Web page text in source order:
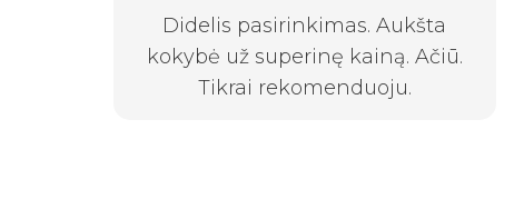
Didelis pasirinkimas. Aukšta
kokybė už superinę kainą. Ačiū.
Tikrai rekomenduoju.